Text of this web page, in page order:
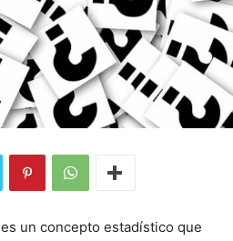
es un concepto estadístico que